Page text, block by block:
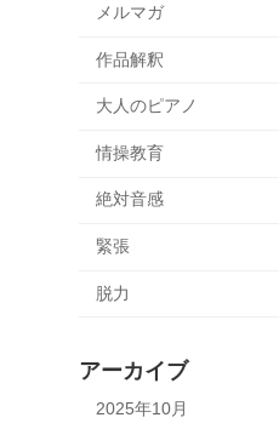
メルマガ
作品解釈
大人のピアノ
情操教育
絶対音感
緊張
脱力
アーカイブ
2025年10月